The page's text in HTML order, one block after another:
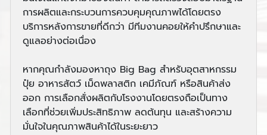
การผลิตและกระบวนการควบคุมคุณภาพได้โดยตรง
บริการหลังการขายที่ดีกว่า มีทีมงานคอยให้คำปรึกษาและ
ดูแลอย่างต่อเนื่อง
หากคุณกำลังมองหาถุง Big Bag สำหรับอุตสาหกรรม
ปุ๋ย อาหารสัตว์ เม็ดพลาสติก เคมีภัณฑ์ หรือสินค้าส่ง
ออก การเลือกสั่งผลิตกับโรงงานโดยตรงถือเป็นทาง
เลือกที่ช่วยเพิ่มประสิทธิภาพ ลดต้นทุน และสร้างความ
มั่นใจในคุณภาพสินค้าได้ในระยะยาว